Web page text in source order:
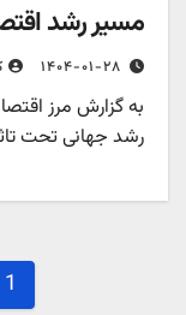
مسیر رشد
۱۴۰۴-۰۱-۲۸
به گزارش مرز
رشد جهانی تحت
1